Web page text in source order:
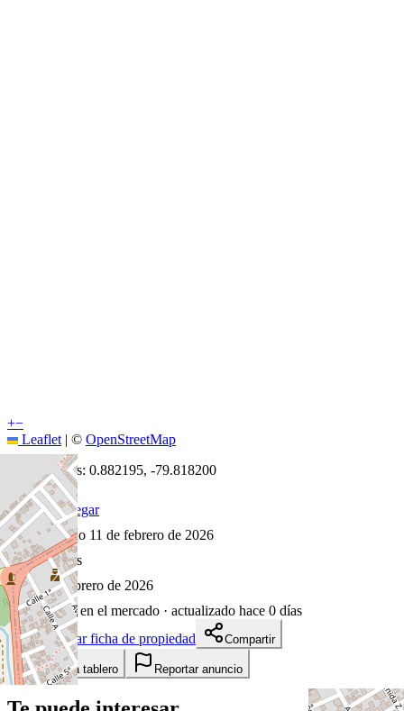
+−
Leaflet | © OpenStreetMap
Coordenadas: 0.882195, -79.818200
Cómo llegar
Publicado 11 de febrero de 2026
51visitas
11 de febrero de 2026
176días en el mercado · actualizado hace 0 días
Descargar ficha de propiedad
Compartir
Añadir a tablero Reportar anuncio